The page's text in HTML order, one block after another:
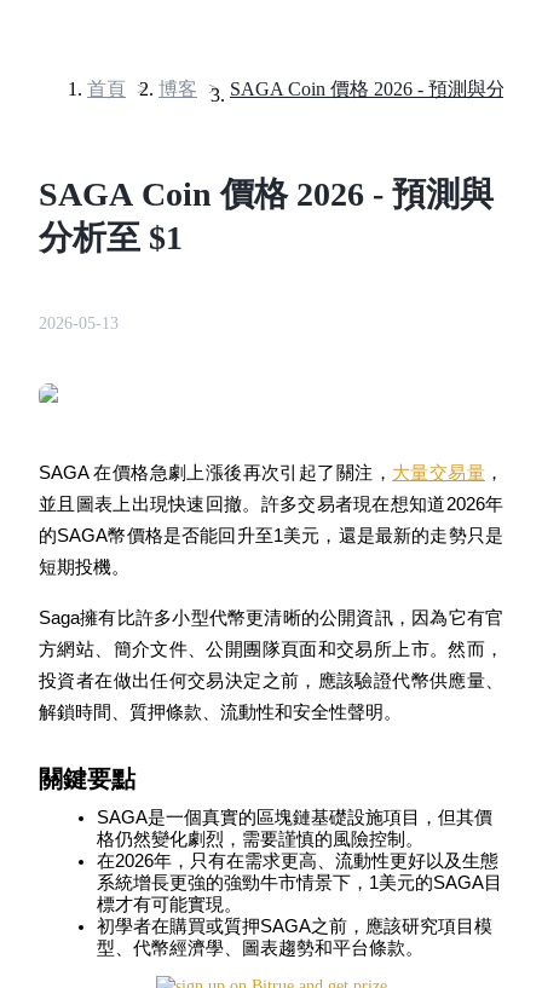
幣本位永續
以數字貨幣為保證金的永續合約
TradFi
美股、外匯、貴金屬及大宗商品衍生性商品
首頁 > 博客 > SAGA Coin 價格 2026 - 預測與分析
SAGA Coin 價格 2026 - 預測與
分析至 $1
2026-05-13
SAGA 在價格急劇上漲後再次引起了關注， 大量交易量 ，
並且圖表上出現快速回撤。許多交易者現在想知道2026年
的SAGA幣價格是否能回升至1美元，還是最新的走勢只是
短期投機。
Saga擁有比許多小型代幣更清晰的公開資訊，因為它有官
方網站、簡介文件、公開團隊頁面和交易所上市。然而，
投資者在做出任何交易決定之前，應該驗證代幣供應量、
解鎖時間、質押條款、流動性和安全性聲明。
關鍵要點
SAGA是一個真實的區塊鏈基礎設施項目，但其價
格仍然變化劇烈，需要謹慎的風險控制。
在2026年，只有在需求更高、流動性更好以及生態
系統增長更強的強勁牛市情景下，1美元的SAGA目
標才有可能實現。
初學者在購買或質押SAGA之前，應該研究項目模
型、代幣經濟學、圖表趨勢和平台條款。